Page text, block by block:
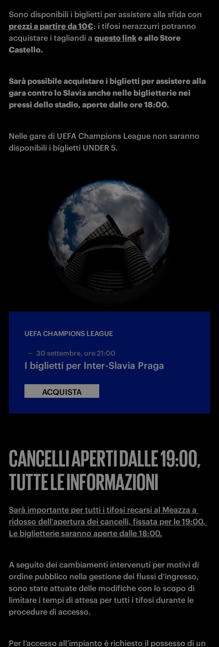
prezzi a partire da 10€: i tifosi nerazzurri potranno
acquistare i tagliandi a questo link e allo Store
Castello.
Sarà possibile acquistare i biglietti per assistere alla
gara contro lo Slavia anche nelle biglietterie nei
pressi dello stadio, aperte dalle ore 18:00.
Nelle gare di UEFA Champions League non saranno
disponibili i biglietti UNDER 5.
UEFA CHAMPIONS LEAGUE
30 settembre, ore 21:00
I biglietti per Inter-Slavia Praga
ACQUISTA
CANCELLI APERTI DALLE 19:00,
TUTTE LE INFORMAZIONI
Sarà importante per tutti i tifosi recarsi al Meazza a
ridosso dell'apertura dei cancelli, fissata per le 19:00.
Le biglietterie saranno aperte dalle 18:00.
A seguito dei cambiamenti intervenuti per motivi di
ordine pubblico nella gestione dei flussi d’ingresso,
sono state attuate delle modifiche con lo scopo di
limitare i tempi di attesa per tutti i tifosi durante le
procedure di accesso.
Per l’accesso all’impianto è richiesto il possesso di un